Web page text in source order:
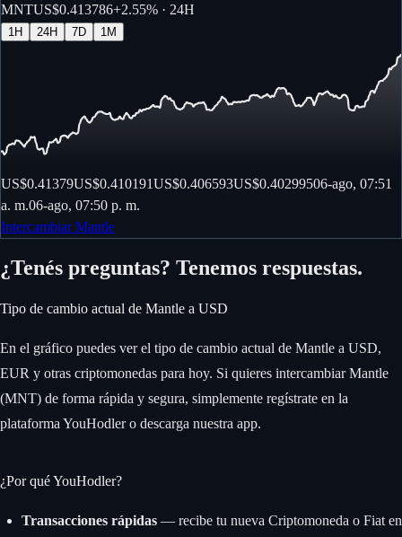
MNTUS$0.413786+2.55% · 24H
1H 24H 7D 1M
US$0.41379US$0.410191US$0.406593US$0.40299506-ago, 07:51
a. m.06-ago, 07:50 p. m.
Intercambiar Mantle
¿Tenés preguntas? Tenemos respuestas.
Tipo de cambio actual de Mantle a USD
En el gráfico puedes ver el tipo de cambio actual de Mantle a USD,
EUR y otras criptomonedas para hoy. Si quieres intercambiar Mantle
(MNT) de forma rápida y segura, simplemente regístrate en la
plataforma YouHodler o descarga nuestra app.
¿Por qué YouHodler?
Transacciones rápidas — recibe tu nueva Criptomoneda o Fiat en